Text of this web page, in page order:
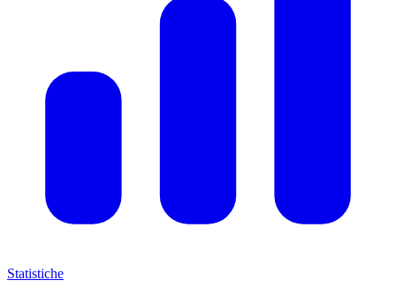
Statistiche